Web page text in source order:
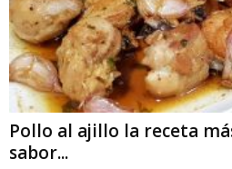
Pollo al ajillo la receta
sabor...